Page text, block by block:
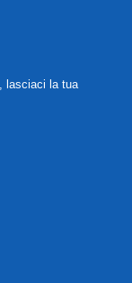
lasciaci la tua